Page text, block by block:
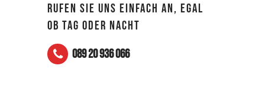
RUFEN SIE UNS EINFACH AN, EGAL
OB TAG ODER NACHT
089 20 936 066